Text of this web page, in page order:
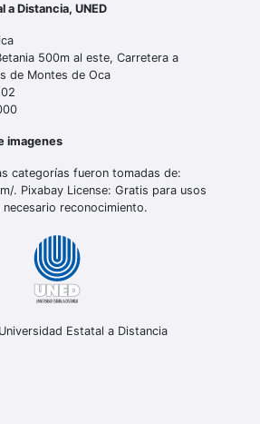
a Distancia, UNED
500m al este, Carretera a
de Montes de Oca
imagenes
categorías fueron tomadas de:
. Pixabay License: Gratis para usos
reconocimiento.
Estatal a Distancia